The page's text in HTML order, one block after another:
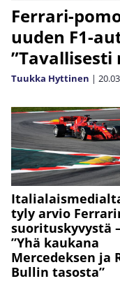
Ferrari-
uuden F1-
Tuukka Hyttinen |
tyly arvio
suorituskyvystä
”Yhä kaukana
Mercedeksen ja
Bullin tasosta”